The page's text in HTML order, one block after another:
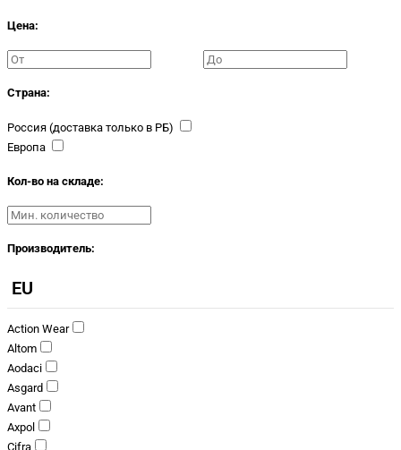
Цена:
Страна:
Россия (доставка только в РБ)
Европа
Кол-во на складе:
Производитель:
EU
Action Wear
Altom
Aodaci
Asgard
Avant
Axpol
Cifra